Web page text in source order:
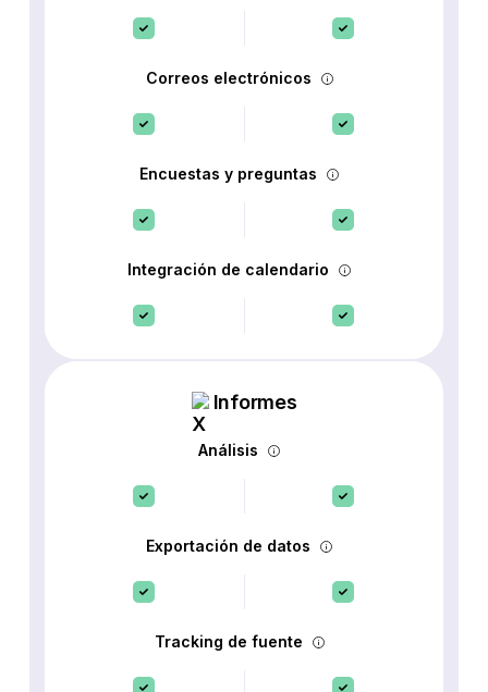
Correos electrónicos
Encuestas y preguntas
Integración de calendario
Informes
Análisis
Exportación de datos
Tracking de fuente